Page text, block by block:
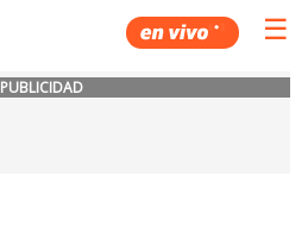
☰
PUBLICIDAD